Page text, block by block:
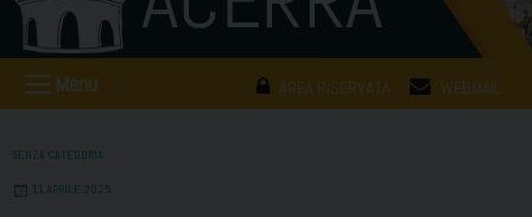
AREA RISERVATA WEBMAIL
Menu
SENZA CATEGORIA
11 APRILE 2025